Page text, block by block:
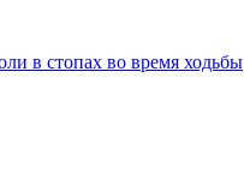
в стопах во время ходьбы